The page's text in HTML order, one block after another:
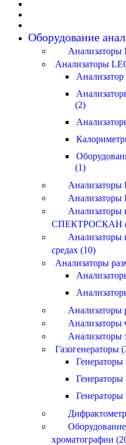
Оборудование
Анализаторы
Анализаторы
(2)
(1)
Анализаторы
СПЕКТРОСКАН
Анализаторы
средах (10)
Анализаторы
Анализаторы
Анализаторы
Анализаторы
Газогенераторы
Генераторы
Генераторы
Генераторы
хроматографии